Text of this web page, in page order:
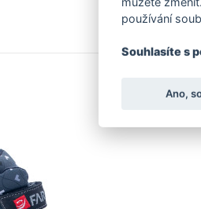
používání
Souhlasíte s
Ano,